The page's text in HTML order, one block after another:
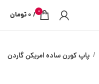
0
/
0تومان
پاپ‌ کورن ساده امریکن گاردن